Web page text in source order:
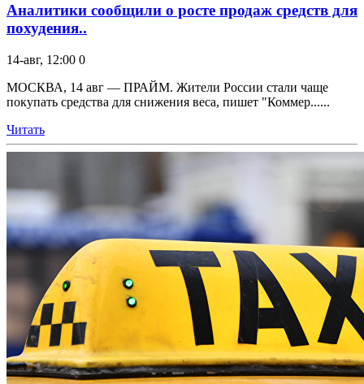
Аналитики сообщили о росте продаж средств для
похудения..
14-авг, 12:00 0
МОСКВА, 14 авг — ПРАЙМ. Жители России стали чаще
покупать средства для снижения веса, пишет "Коммер......
Читать